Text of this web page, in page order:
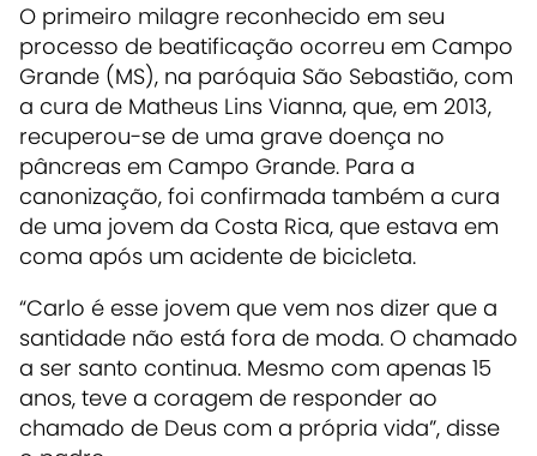
O primeiro milagre reconhecido em seu
processo de beatificação ocorreu em Campo
Grande (MS), na paróquia São Sebastião, com
a cura de Matheus Lins Vianna, que, em 2013,
recuperou-se de uma grave doença no
pâncreas em Campo Grande. Para a
canonização, foi confirmada também a cura
de uma jovem da Costa Rica, que estava em
coma após um acidente de bicicleta.
“Carlo é esse jovem que vem nos dizer que a
santidade não está fora de moda. O chamado
a ser santo continua. Mesmo com apenas 15
anos, teve a coragem de responder ao
chamado de Deus com a própria vida”, disse